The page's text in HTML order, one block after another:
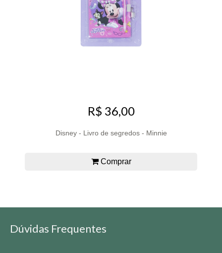
R$ 36,00
Disney - Livro de segredos - Minnie
Comprar
Dúvidas Frequentes